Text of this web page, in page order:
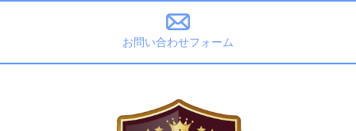
お問い合わせフォーム